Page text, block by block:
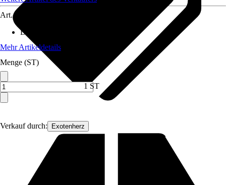
Verkauf durch: Exotenherz
Art.-Nr.
Durchmesser Kulturtopf
Mehr Artikeldetails
Menge (ST)
1 ST